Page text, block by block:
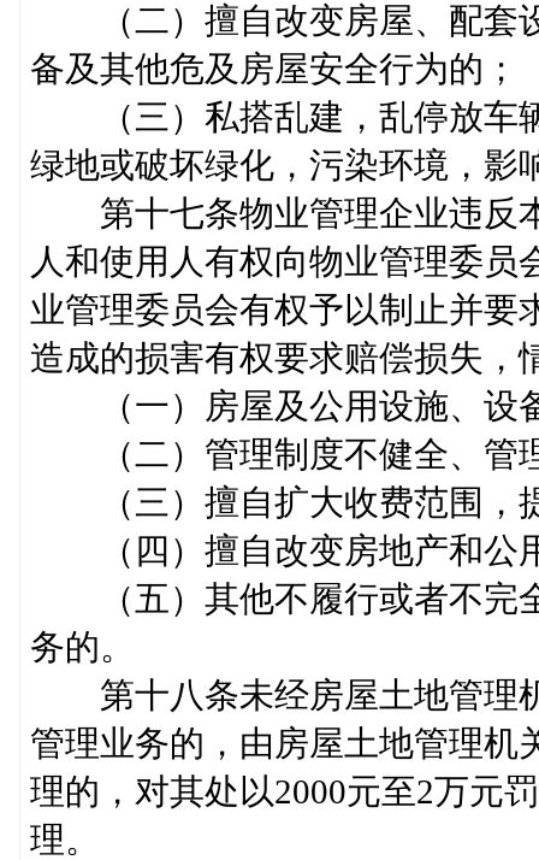
（二）擅自改变房屋、配套
备及其他危及房屋安全行为
（三）私搭乱建，乱停放车
绿地或破坏绿化，污染环境，
第十七条物业管理企业违反
人和使用人有权向物业管理委
业管理委员会有权予以制止并要
造成的损害有权要求赔偿损失
（一）房屋及公用设施、
（二）管理制度不健全、
（三）擅自扩大收费范围
（四）擅自改变房地产和
（五）其他不履行或者不完
务的。
第十八条未经房屋土地管理
管理业务的，由房屋土地管理机
理的，对其处以2000元至2万元
理。